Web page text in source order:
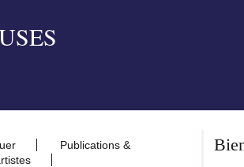
Publications &